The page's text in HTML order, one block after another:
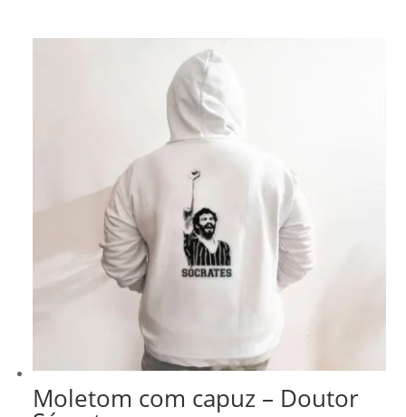
Moletom com capuz – Doutor